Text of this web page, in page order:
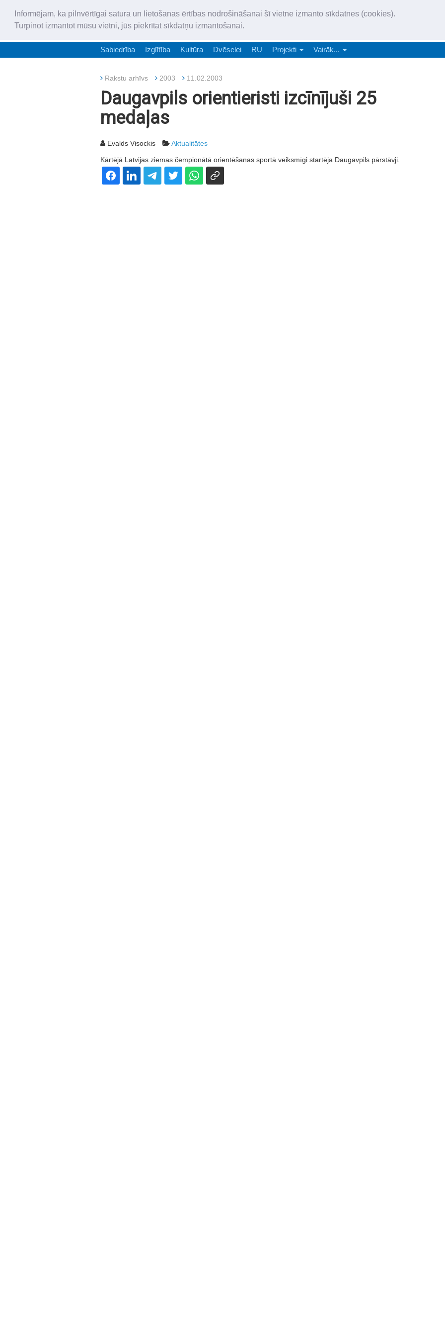
Informējam, ka pilnvērtīgai satura un lietošanas ērtības nodrošināšanai šī vietne izmanto sīkdatnes (cookies).
Turpinot izmantot mūsu vietni, jūs piekrītat sīkdatņu izmantošanai.
„Latgales Laiks” latviešu valodā aptver Daugavpils valstspilsētu,
Sabiedrība Izglītība Kultūra Dvēselei RU Projekti Vairāk...
Rakstu arhīvs 2003 11.02.2003
Daugavpils orientieristi izcīnījuši 25
medaļas
Ēvalds Visockis Aktualitātes
Kārtējā Latvijas ziemas čempionātā orientēšanas sportā veiksmīgi startēja Daugavpils pārstāvji.